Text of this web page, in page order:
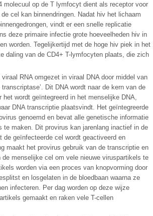
molecuul op de T lymfocyt dient als receptor voor
cel kan binnendringen. Nadat hiv het lichaam
vindt er een snelle replicatie
deze primaire infectie grote hoeveelheden hiv in
worden. Tegelijkertijd met de hoge hiv piek in het
daling van de CD4+ T-lymfocyten plaats, die zich
RNA omgezet in viraal DNA door middel van
Dit DNA wordt naar de kern van de
het wordt geïntegreerd in het menselijke DNA,
DNA transcriptie plaatsvindt. Het geïntegreerde
genoemd en bevat alle genetische informatie
te maken. Dit provirus kan jarenlang inactief in de
de geïnfecteerde cel wordt geactiveerd en
maakt het provirus gebruik van de transcriptie en
de menselijke cel om vele nieuwe viruspartikels te
worden via een proces van knopvorming door
en losgelaten in de bloedbaan waarna ze
infecteren. Per dag worden op deze wijze
gemaakt en raken vele T-cellen